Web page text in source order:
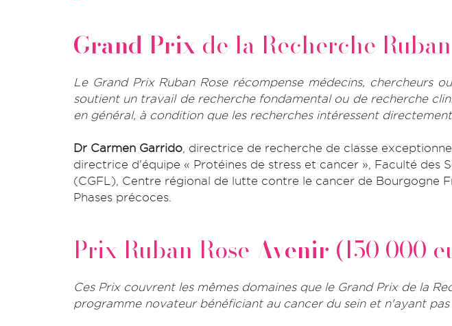
Grand Prix de la Recherche
Le Grand Prix Ruban Rose récompense médecins, chercheurs
soutient un travail de recherche fondamental ou de recherche
en général, à condition que les recherches intéressent
Dr Carmen Garrido , directrice de recherche de classe
directrice d'équipe « Protéines de stress et cancer », Faculté des
(CGFL), Centre régional de lutte contre le cancer de Bourgogne
Phases précoces.
Prix Ruban Rose Avenir (150 000
Ces Prix couvrent les mêmes domaines que le Grand Prix de la
programme novateur bénéficiant au cancer du sein et n'ayant